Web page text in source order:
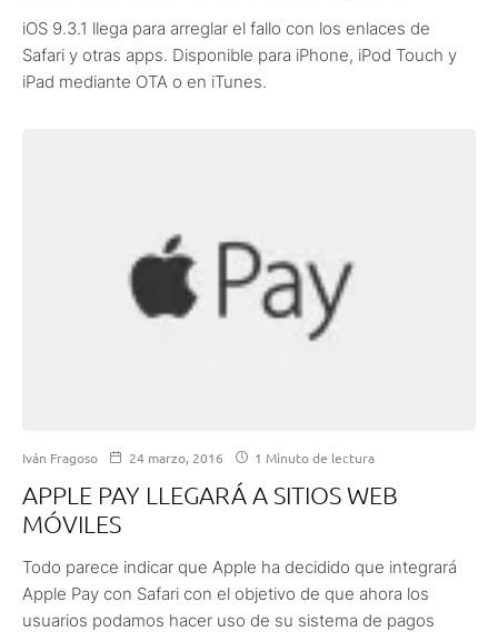
iOS 9.3.1 llega para arreglar el fallo con los enlaces de
Safari y otras apps. Disponible para iPhone, iPod Touch y
iPad mediante OTA o en iTunes.
Iván Fragoso 24 marzo, 2016 1 Minuto de lectura
APPLE PAY LLEGARÁ A SITIOS WEB
MÓVILES
Todo parece indicar que Apple ha decidido que integrará
Apple Pay con Safari con el objetivo de que ahora los
usuarios podamos hacer uso de su sistema de pagos